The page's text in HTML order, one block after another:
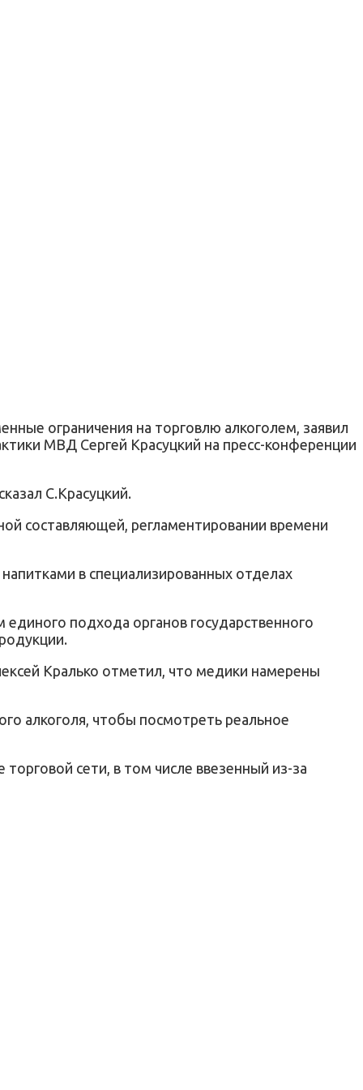
ограничения на торговлю алкоголем, заявил
МВД Сергей Красуцкий на пресс-конференции
С.Красуцкий.
составляющей, регламентировании времени
в специализированных отделах
подхода органов государственного
Кралько отметил, что медики намерены
алкоголя, чтобы посмотреть реальное
сети, в том числе ввезенный из-за